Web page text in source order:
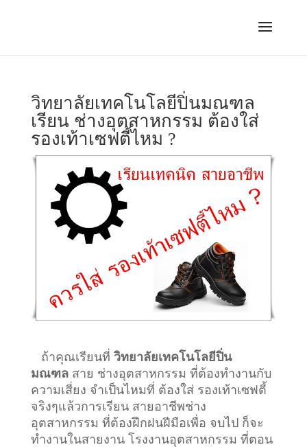
วิทยาลัยเทคโนโลยีปิ่นมณฑล
เรียน ช่างอุตสาหกรรม ต้องใส่
รองเท้าเซฟตี้ไหม ?
ถ้าคุณเรียนที่ วิทยาลัยเทคโนโลยีปิ่น
มณฑลสาย ช่างอุตสาหกรรม ที่ต้องทำงานกับ
ความเสี่ยง จำเป็นไหมที่ ต้องใส่ รองเท้าเซฟตี้
จริงๆแล้วการเรียน สายอาชีพช่าง
อุตสาหกรรม ที่ต้องฝึกฝนฝีมือเพื่อ จบไป ก็จะ
ทำงานในสายงาน โรงงานอุตสาหกรรม ที่ตอน